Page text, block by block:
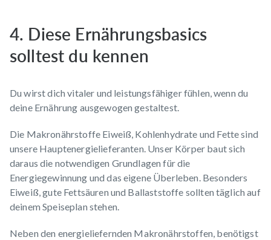
4. Diese Ernährungsbasics
solltest du kennen
Du wirst dich vitaler und leistungsfähiger fühlen, wenn du
deine Ernährung ausgewogen gestaltest.
Die Makronährstoffe Eiweiß, Kohlenhydrate und Fette sind
unsere Hauptenergielieferanten. Unser Körper baut sich
daraus die notwendigen Grundlagen für die
Energiegewinnung und das eigene Überleben. Besonders
Eiweiß, gute Fettsäuren und Ballaststoffe sollten täglich auf
deinem Speiseplan stehen.
Neben den energieliefernden Makronährstoffen, benötigst